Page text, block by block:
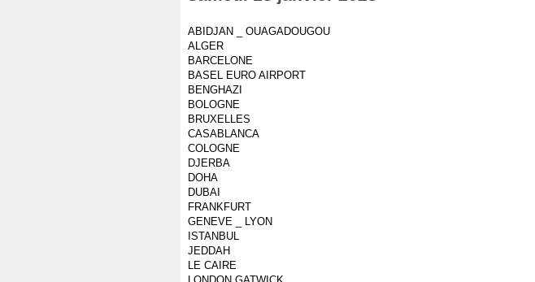
ABIDJAN _ OUAGADOUGOU
ALGER
BARCELONE
BASEL EURO AIRPORT
BENGHAZI
BOLOGNE
BRUXELLES
CASABLANCA
COLOGNE
DJERBA
DOHA
DUBAI
FRANKFURT
GENEVE _ LYON
ISTANBUL
JEDDAH
LE CAIRE